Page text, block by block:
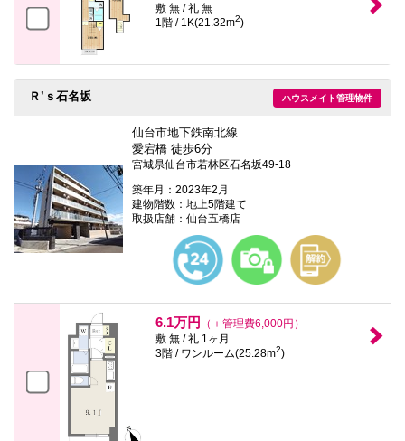
敷 無 / 礼 無
1階 / 1K(21.32m2)
ハウスメイト管理物件
Ｒ’ｓ石名坂
仙台市地下鉄南北線
愛宕橋 徒歩6分
宮城県仙台市若林区石名坂49-18
築年月：2023年2月
建物階数：地上5階建て
取扱店舗：仙台五橋店
6.1万円
（＋管理費6,000円）
敷 無 / 礼 1ヶ月
3階 / ワンルーム(25.28m2)